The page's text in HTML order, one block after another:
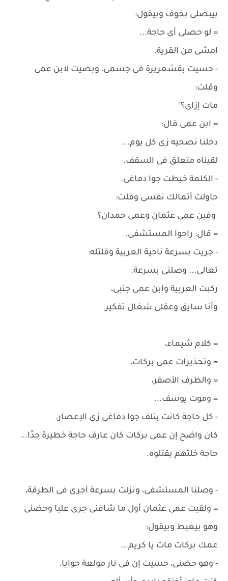
بيبصلى بخوف وبيقول:
= لو حصلى أى حاجة...
امشى من القرية.
- حسيت بقشعريرة فى جسمى، وبصيت لابن عمى
وقلت:
مات إزاى؟"
= ابن عمى قال:
دخلنا نصحيه زى كل يوم...
لقيناه متعلق فى السقف.
- الكلمة خبطت جوا دماغى.
حاولت أتمالك نفسى وقلت:
وفين عمى عثمان وعمى حمدان؟
= قال: راحوا المستشفى.
- جريت بسرعة ناحية العربية وقلتله:
تعالى... وصلنى بسرعة.
ركبت العربية وابن عمى جنبى،
وأنا سايق وعقلى شغال تفكير.
= كلام شيماء،
= وتحذيرات عمى بركات،
= والظرف الأصفر،
= وموت يوسف...
- كل حاجة كانت بتلف جوا دماغى زى الإعصار.
كان واضح إن عمى بركات كان عارف حاجة خطيرة جدًا...
حاجة خلتهم يقتلوه.
- وصلنا المستشفى، ونزلت بسرعة أجرى فى الطرقة،
= ولقيت عمى عثمان أول ما شافنى جرى عليا وحضنى
وهو بيعيط وبيقول:
عمك بركات مات يا كريم...
- وهو حضنى، حسيت إن فى نار مولعة جوايا.